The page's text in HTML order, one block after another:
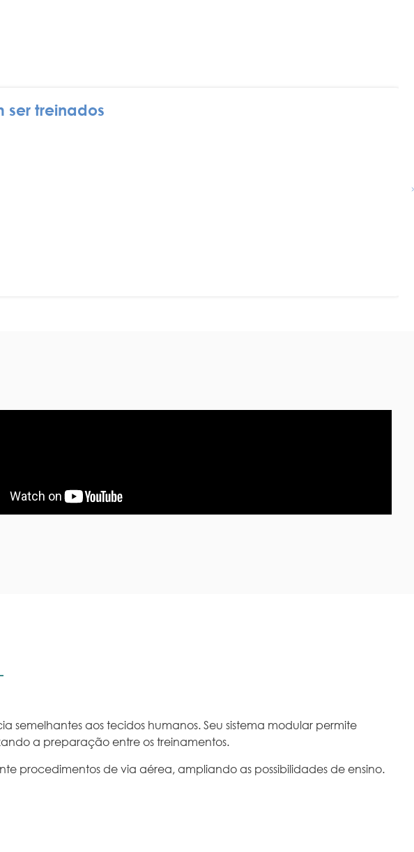
ser treinados
semelhantes aos tecidos humanos. Seu sistema modular permite
a preparação entre os treinamentos.
procedimentos de via aérea, ampliando as possibilidades de ensino.